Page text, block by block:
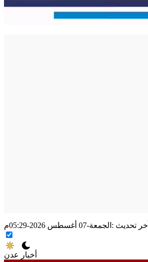
آخر تحديث : الجمعة-07 أغسطس 2026-05:29م
أخبار عدن